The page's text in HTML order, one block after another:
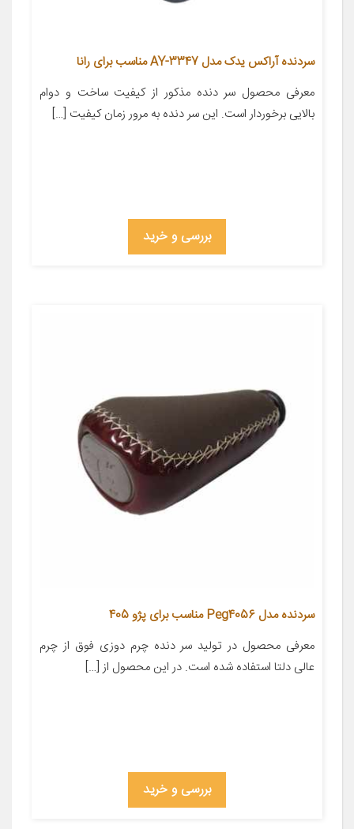
سردنده آراکس یدک مدل AY-3347 مناسب برای رانا
معرفی محصول سر دنده مذکور از کیفیت ساخت و دوام
بالایی برخوردار است. این سر دنده به مرور زمان کیفیت […]
بررسی و خرید
سردنده مدل Peg4056 مناسب برای پژو 405
معرفی محصول در تولید سر دنده چرم دوزی فوق از چرم
عالی دلتا استفاده شده است. در این محصول از […]
بررسی و خرید